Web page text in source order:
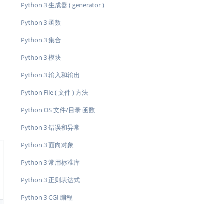
Python 3 生成器 ( generator )
Python 3 函数
Python 3 集合
Python 3 模块
Python 3 输入和输出
Python File ( 文件 ) 方法
Python OS 文件/目录 函数
Python 3 错误和异常
Python 3 面向对象
Python 3 常用标准库
Python 3 正则表达式
Python 3 CGI 编程